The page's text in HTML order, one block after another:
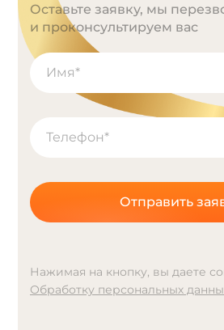
Оставьте заявку, мы
и проконсультируем вас
Отправить
Нажимая на кнопку, вы даете
Обработку персональных